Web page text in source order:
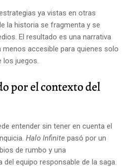
ya vistas en otras
la historia se fragmenta y se
El resultado es una narrativa
accesible para quienes solo
los juegos.
por el contexto del
entender sin tener en cuenta el
Halo Infinite pasó por un
de rumbo y una
equipo responsable de la saga.